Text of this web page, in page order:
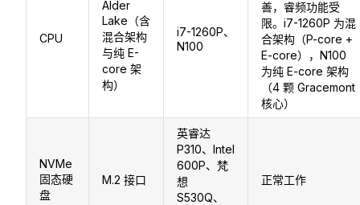
CPU
Alder
Lake（含
混合架构
与纯 E-
core 架
构）
i7-1260P、
N100
善，睿频功能受
限。i7-1260P 为混
合架构（P-core +
E-core），N100
为纯 E-core 架构
（4 颗 Gracemont
核心）
NVMe
固态硬
盘
M.2 接口
英睿达
P310、Intel
600P、梵
想
S530Q、
正常工作